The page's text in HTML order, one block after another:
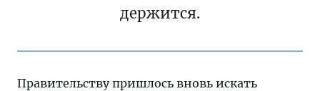
держится.
Правительству пришлось вновь искать